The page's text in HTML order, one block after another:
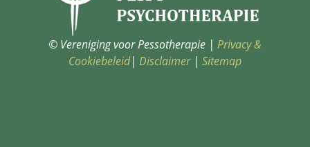
© Vereniging voor Pessotherapie | Privacy &
Cookiebeleid| Disclaimer| Sitemap